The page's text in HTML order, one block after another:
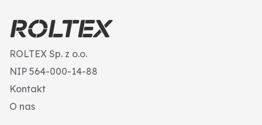
ROLTEX Sp. z o.o.
NIP 564-000-14-88
Kontakt
O nas